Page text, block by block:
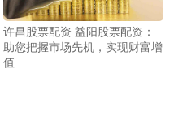
许昌股票配资 益阳股票配资：
助您把握市场先机，实现财富增
值